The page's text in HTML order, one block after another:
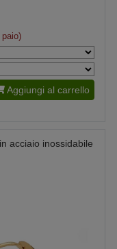
Aggiungi al carrello
acciaio inossidabile